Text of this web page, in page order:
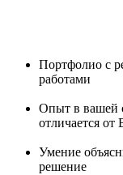
Портфолио с
работами
Опыт в вашей
отличается от
Умение
решение